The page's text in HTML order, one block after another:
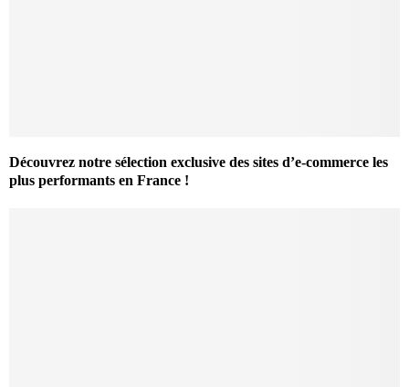
Découvrez notre sélection exclusive des sites d’e-commerce les
plus performants en France !